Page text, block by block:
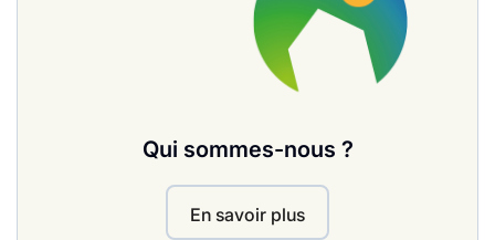
Qui sommes-nous ?
En savoir plus